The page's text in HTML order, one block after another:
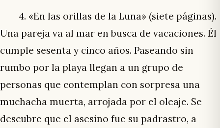
4. «En las orillas de la Luna» (siete páginas).
Una pareja va al mar en busca de vacaciones. Él
cumple sesenta y cinco años. Paseando sin
rumbo por la playa llegan a un grupo de
personas que contemplan con sorpresa una
muchacha muerta, arrojada por el oleaje. Se
descubre que el asesino fue su padrastro, a